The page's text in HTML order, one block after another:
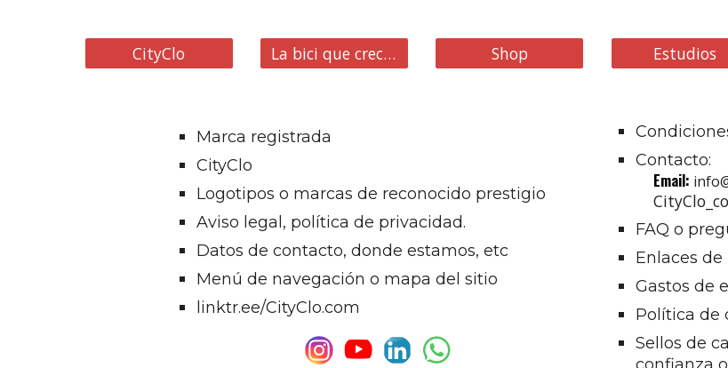
CityClo La bici que crece contigo Shop Estudios
Marca registrada
CityClo
Logotipos o marcas de reconocido prestigio
Aviso legal, política de privacidad.
Datos de contacto, donde estamos, etc
Menú de navegación o mapa del sitio
linktr.ee/CityClo.com
Contacto:
Email:
FAQ o
Enlaces
Gastos de
Política de
Sellos de